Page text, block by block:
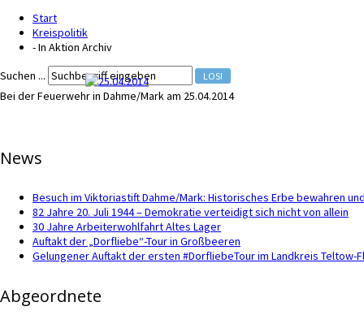
Start
Kreispolitik
- In Aktion Archiv
Suchen ...
LOS!
Bei der Feuerwehr in Dahme/Mark am 25.04.2014
News
Besuch im Viktoriastift Dahme/Mark: Historisches Erbe bewahren
82 Jahre 20. Juli 1944 – Demokratie verteidigt sich nicht von allein
30 Jahre Arbeiterwohlfahrt Altes Lager
Auftakt der „Dorfliebe“-Tour in Großbeeren
Gelungener Auftakt der ersten #DorfliebeTour im Landkreis Teltow-
Abgeordnete